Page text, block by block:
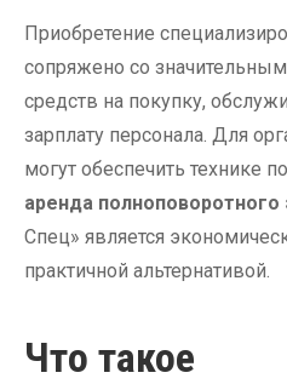
Приобретение
сопряжено со
средств на покупку,
зарплату персонала. Для
могут обеспечить технике
аренда полноповоротного
Спец» является
практичной альтернативой.
Что такое